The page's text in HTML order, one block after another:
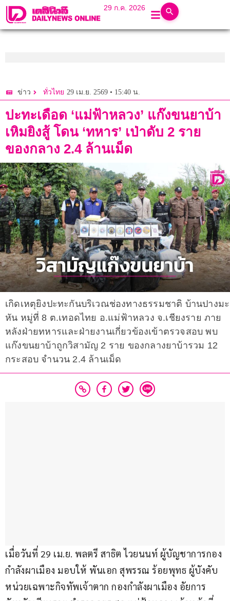
29 ก.ค. 2026
ข่าว ทั่วไทย 29 เม.ย. 2569 • 15:40 น.
ปะทะเดือด ‘แม่ฟ้าหลวง’ แก๊งขนยาบ้า
เหิมยิงสู้ โดน ‘ทหาร’ เป่าดับ 2 ราย
ของกลาง 2.4 ล้านเม็ด
เกิดเหตุยิงปะทะกันบริเวณช่องทางธรรมชาติ บ้านปางมะ
หัน หมู่ที่ 8 ต.เทอดไทย อ.แม่ฟ้าหลวง จ.เชียงราย ภาย
หลังฝ่ายทหารและฝ่ายงานเกี่ยวข้องเข้าตรวจสอบ พบ
แก๊งขนยาบ้าถูกวิสามัญ 2 ราย ของกลางยาบ้ารวม 12
กระสอบ จำนวน 2.4 ล้านเม็ด
เมื่อวันที่ 29 เม.ย. พลตรี สาธิต ไวยนนท์ ผู้บัญชาการกอง
กำลังผาเมือง มอบให้ พันเอก สุพรรณ ร้อยพุทธ ผู้บังคับ
หน่วยเฉพาะกิจทัพเจ้าตาก กองกำลังผาเมือง อัยการ